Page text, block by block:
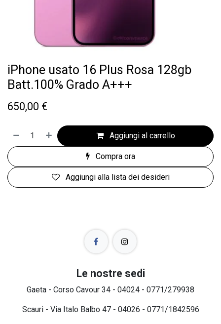
iPhone usato 16 Plus Rosa 128gb
Batt.100% Grado A+++
650,00 €
Aggiungi al carrello
Compra ora
Aggiungi alla lista dei desideri
Le nostre sedi
Gaeta - Corso Cavour 34 - 04024 - 0771/279938
Scauri - Via Italo Balbo 47 - 04026 - 0771/1842596